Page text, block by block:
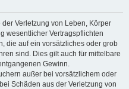
Verletzung von Leben, Körper
wesentlicher Vertragspflichten
die auf ein vorsätzliches oder grob
sind. Dies gilt auch für mittelbare
Gewinn.
außer bei vorsätzlichem oder
Schäden aus der Verletzung von